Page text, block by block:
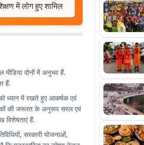
में लोग हुए शामिल
मीडिया दोनों में अनुभव हैं.
हैं.
ध्यान में रखते हुए आकर्षक एवं
की जरूरत के अनुरूप सरल एवं
विशेषताएं हैं.
सरकारी योजनाओं,